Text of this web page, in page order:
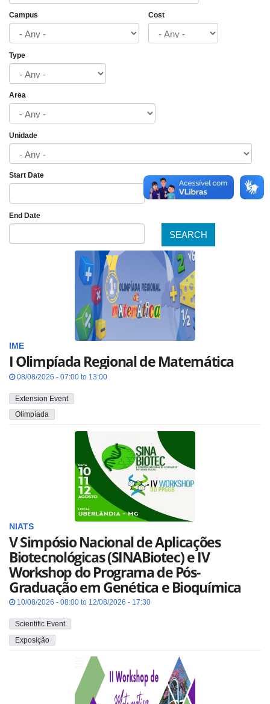
Campus Cost
Type
Area
Unidade
Start Date
End Date
SEARCH
IME
I Olimpíada Regional de Matemática
08/08/2026 - 07:00 to 13:00
Extension Event
Olimpíada
NIATS
V Simpósio Nacional de Aplicações
Biotecnológicas (SINABiotec) e IV
Workshop do Programa de Pós-
Graduação em Genética e Bioquímica
10/08/2026 - 08:00 to 12/08/2026 - 17:30
Scientific Event
Exposição